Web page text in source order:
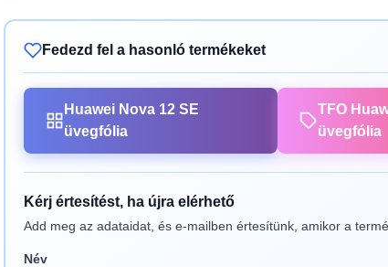
Fedezd fel a hasonló termékeket
Huawei Nova 12 SE
üvegfólia
TFO
üvegfólia
Kérj értesítést, ha újra elérhető
Add meg az adataidat, és e-mailben értesítünk, amikor a
Név